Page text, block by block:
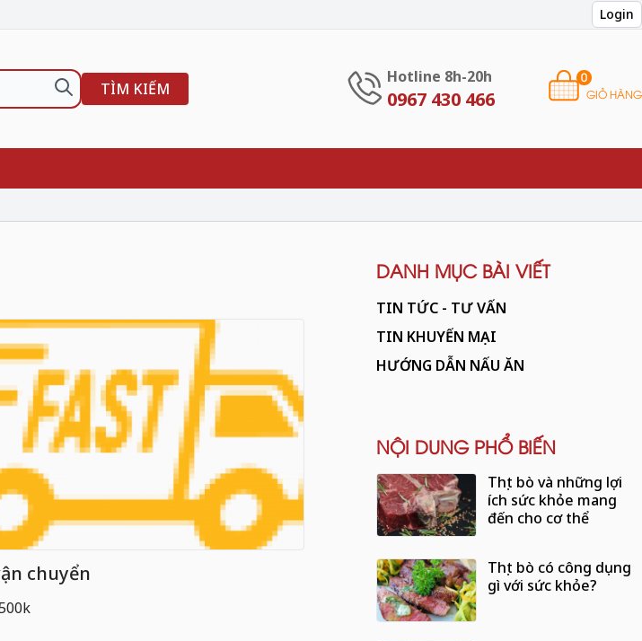
Login
TÌM KIẾM
Hotline 8h-20h
0967 430 466 GIỎ HÀNG
0
chuyển
DANH MỤC BÀI VIẾT
TIN TỨC - TƯ VẤN
TIN KHUYẾN MẠI
HƯỚNG DẪN NẤU ĂN
NỘI DUNG PHỔ BIẾN
Thịt bò và những lợi
ích sức khỏe mang
đến cho cơ thể
Thịt bò có công dụng
gì với sức khỏe?